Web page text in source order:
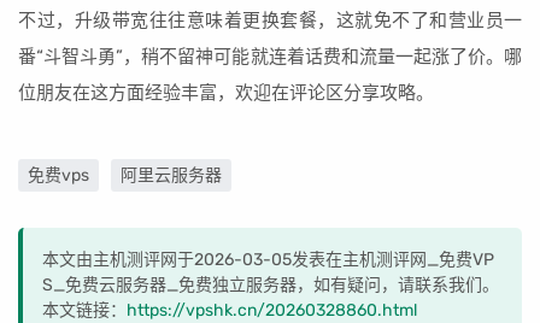
不过，升级带宽往往意味着更换套餐，这就免不了和营业员一
番“斗智斗勇”，稍不留神可能就连着话费和流量一起涨了价。哪
位朋友在这方面经验丰富，欢迎在评论区分享攻略。
免费vps 阿里云服务器
本文由主机测评网于2026-03-05发表在主机测评网_免费VP
S_免费云服务器_免费独立服务器，如有疑问，请联系我们。
本文链接： https://vpshk.cn/20260328860.html